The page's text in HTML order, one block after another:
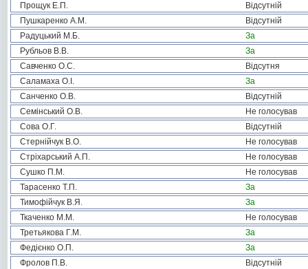
Прощук Е.П.
Відсутній
Пушкаренко А.М.
Відсутній
Радуцький М.Б.
За
Рубльов В.В.
За
Савченко О.С.
Відсутня
Саламаха О.І.
За
Санченко О.В.
Відсутній
Семінський О.В.
Не голосував
Сова О.Г.
Відсутній
Стернійчук В.О.
Не голосував
Стріхарський А.П.
Не голосував
Сушко П.М.
Не голосував
Тарасенко Т.П.
За
Тимофійчук В.Я.
За
Ткаченко М.М.
Не голосував
Третьякова Г.М.
За
Федієнко О.П.
За
Фролов П.В.
Відсутній